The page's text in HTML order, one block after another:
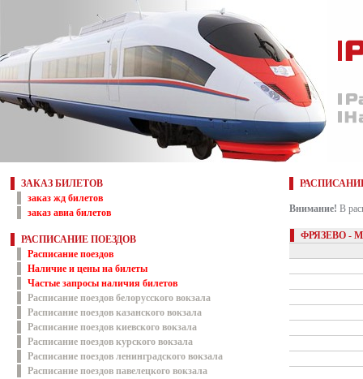
ЗАКАЗ БИЛЕТОВ
заказ жд билетов
заказ авиа билетов
РАСПИСАНИЕ ПОЕЗДОВ
Расписание поездов
Наличие и цены на билеты
Частые запросы наличия билетов
Расписание поездов белорусского вокзала
Расписание поездов казанского вокзала
Расписание поездов киевского вокзала
Расписание поездов курского вокзала
Расписание поездов ленинградского вокзала
Расписание поездов павелецкого вокзала
Внимание! В
ФРЯЗЕВО -